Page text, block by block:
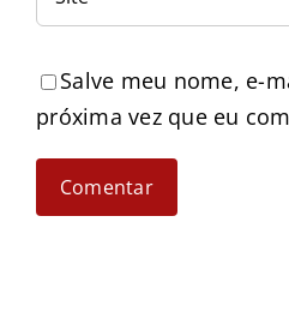
Salve meu nome, e-
próxima vez que eu